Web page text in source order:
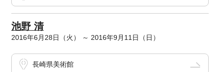
池野 清
2016年6月28日（火） ～ 2016年9月11日（日）
長崎県美術館